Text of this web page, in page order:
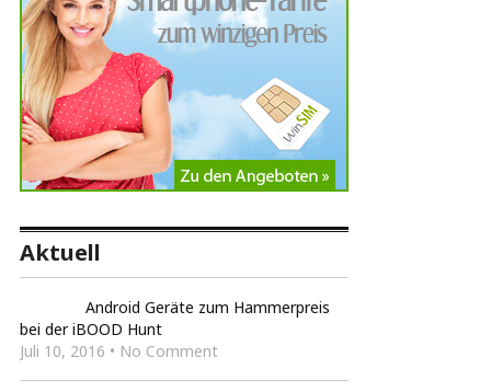
Aktuell
Android Geräte zum Hammerpreis
bei der iBOOD Hunt
Juli 10, 2016 • No Comment